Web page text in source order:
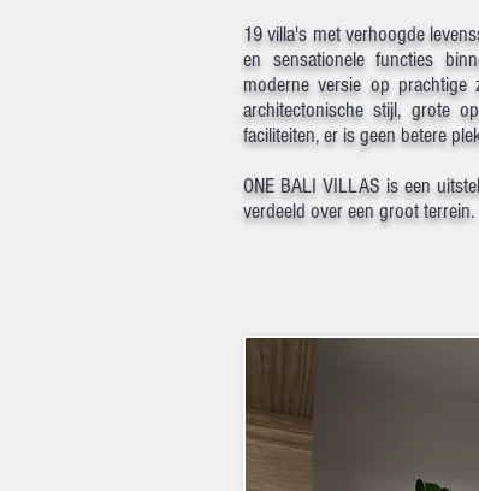
19 villa's met verhoogde
en sensationele functies
moderne versie op prachtige
architectonische stijl, grote
faciliteiten, er is geen betere
ONE BALI VILLAS is een
verdeeld over een groot terrein.